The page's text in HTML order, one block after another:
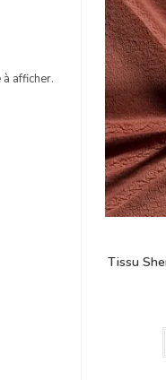
Tissu
afficher.